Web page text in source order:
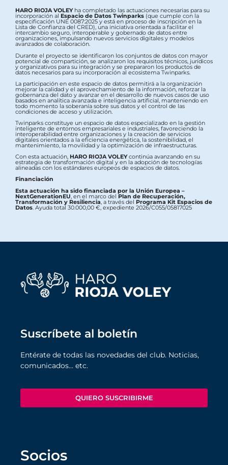
HARO RIOJA VOLEYha completado las actuaciones necesarias para su
incorporación al Espacio de Datos Twinparks (que cumple con la
especificación UNE 0087:2025 y está en proceso de inscripción en la
Lista de Confianza del CRED), una iniciativa orientada a facilitar el
intercambio seguro, interoperable y gobernado de datos entre
organizaciones, impulsando nuevos servicios digitales y modelos
avanzados de colaboración.
Durante el proyecto se identificaron los conjuntos de datos con mayor
potencial de compartición, se analizaron los requisitos técnicos, jurídicos
y organizativos para su integración y se prepararon los productos de
datos necesarios para su incorporación al ecosistema Twinparks.
La participación en este espacio de datos permitirá a la organización
mejorar la calidad y el aprovechamiento de la información, reforzar la
gobernanza del dato y avanzar en el desarrollo de nuevos casos de uso
basados en analítica avanzada e inteligencia artificial, manteniendo en
todo momento la soberanía sobre sus datos y el control de las
condiciones de acceso y utilización.
Twinparks constituye un espacio de datos especializado en la gestión
inteligente de entornos empresariales e industriales, favoreciendo la
interoperabilidad entre organizaciones y la creación de servicios
digitales orientados a la eficiencia energética, la sostenibilidad, el
mantenimiento, la movilidad y la optimización de infraestructuras.
Con esta actuación, HARO RIOJA VOLEYcontinúa avanzando en su
estrategia de transformación digital y en la adopción de tecnologías
alineadas con los estándares europeos de espacios de datos.
Financiación
Esta actuación ha sido financiada por la Unión Europea –
NextGenerationEU , en el marco delPlan de Recuperación,
Transformación y Resiliencia , a través del Programa Kit Espacios de
Datos . Ayuda total 30.000,00 €, expediente 2026/C055/05817025
Suscríbete al boletín
Entérate de todas las novedades del club. Noticias,
comunicados… etc.
QUIERO SUSCRIBIRME
Socios